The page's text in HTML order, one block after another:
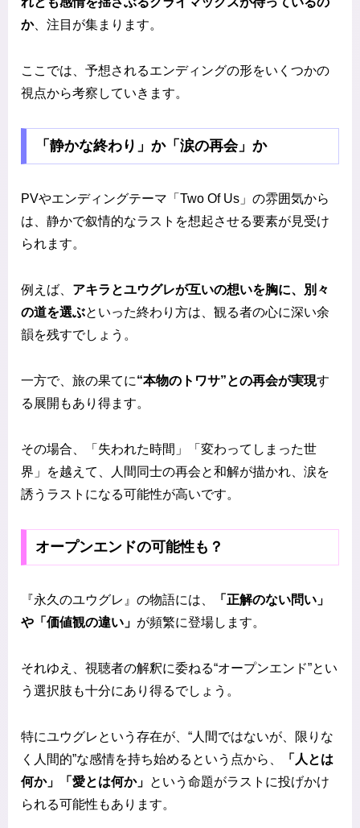
か、注目が集まります。
ここでは、予想されるエンディングの形をいくつかの
視点から考察していきます。
「静かな終わり」か「涙の再会」か
PVやエンディングテーマ「Two Of Us」の雰囲気から
は、静かで叙情的なラストを想起させる要素が見受け
られます。
例えば、 アキラとユウグレが互いの想いを胸に、別々
の道を選ぶといった終わり方は、観る者の心に深い余
韻を残すでしょう。
一方で、旅の果てに“本物のトワサ”との再会が実現す
る展開もあり得ます。
その場合、「失われた時間」「変わってしまった世
界」を越えて、人間同士の再会と和解が描かれ、涙を
誘うラストになる可能性が高いです。
オープンエンドの可能性も？
『永久のユウグレ』の物語には、
「正解のない問い」
や「価値観の違い」 が頻繁に登場します。
それゆえ、視聴者の解釈に委ねる“オープンエンド”とい
う選択肢も十分にあり得るでしょう。
特にユウグレという存在が、“人間ではないが、限りな
く人間的”な感情を持ち始めるという点から、
「人とは
何か」「愛とは何か」 という命題がラストに投げかけ
られる可能性もあります。